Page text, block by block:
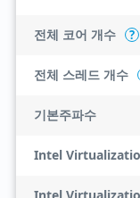
전체 코어 개수 ?
전체 스레드 개수
기본주파수